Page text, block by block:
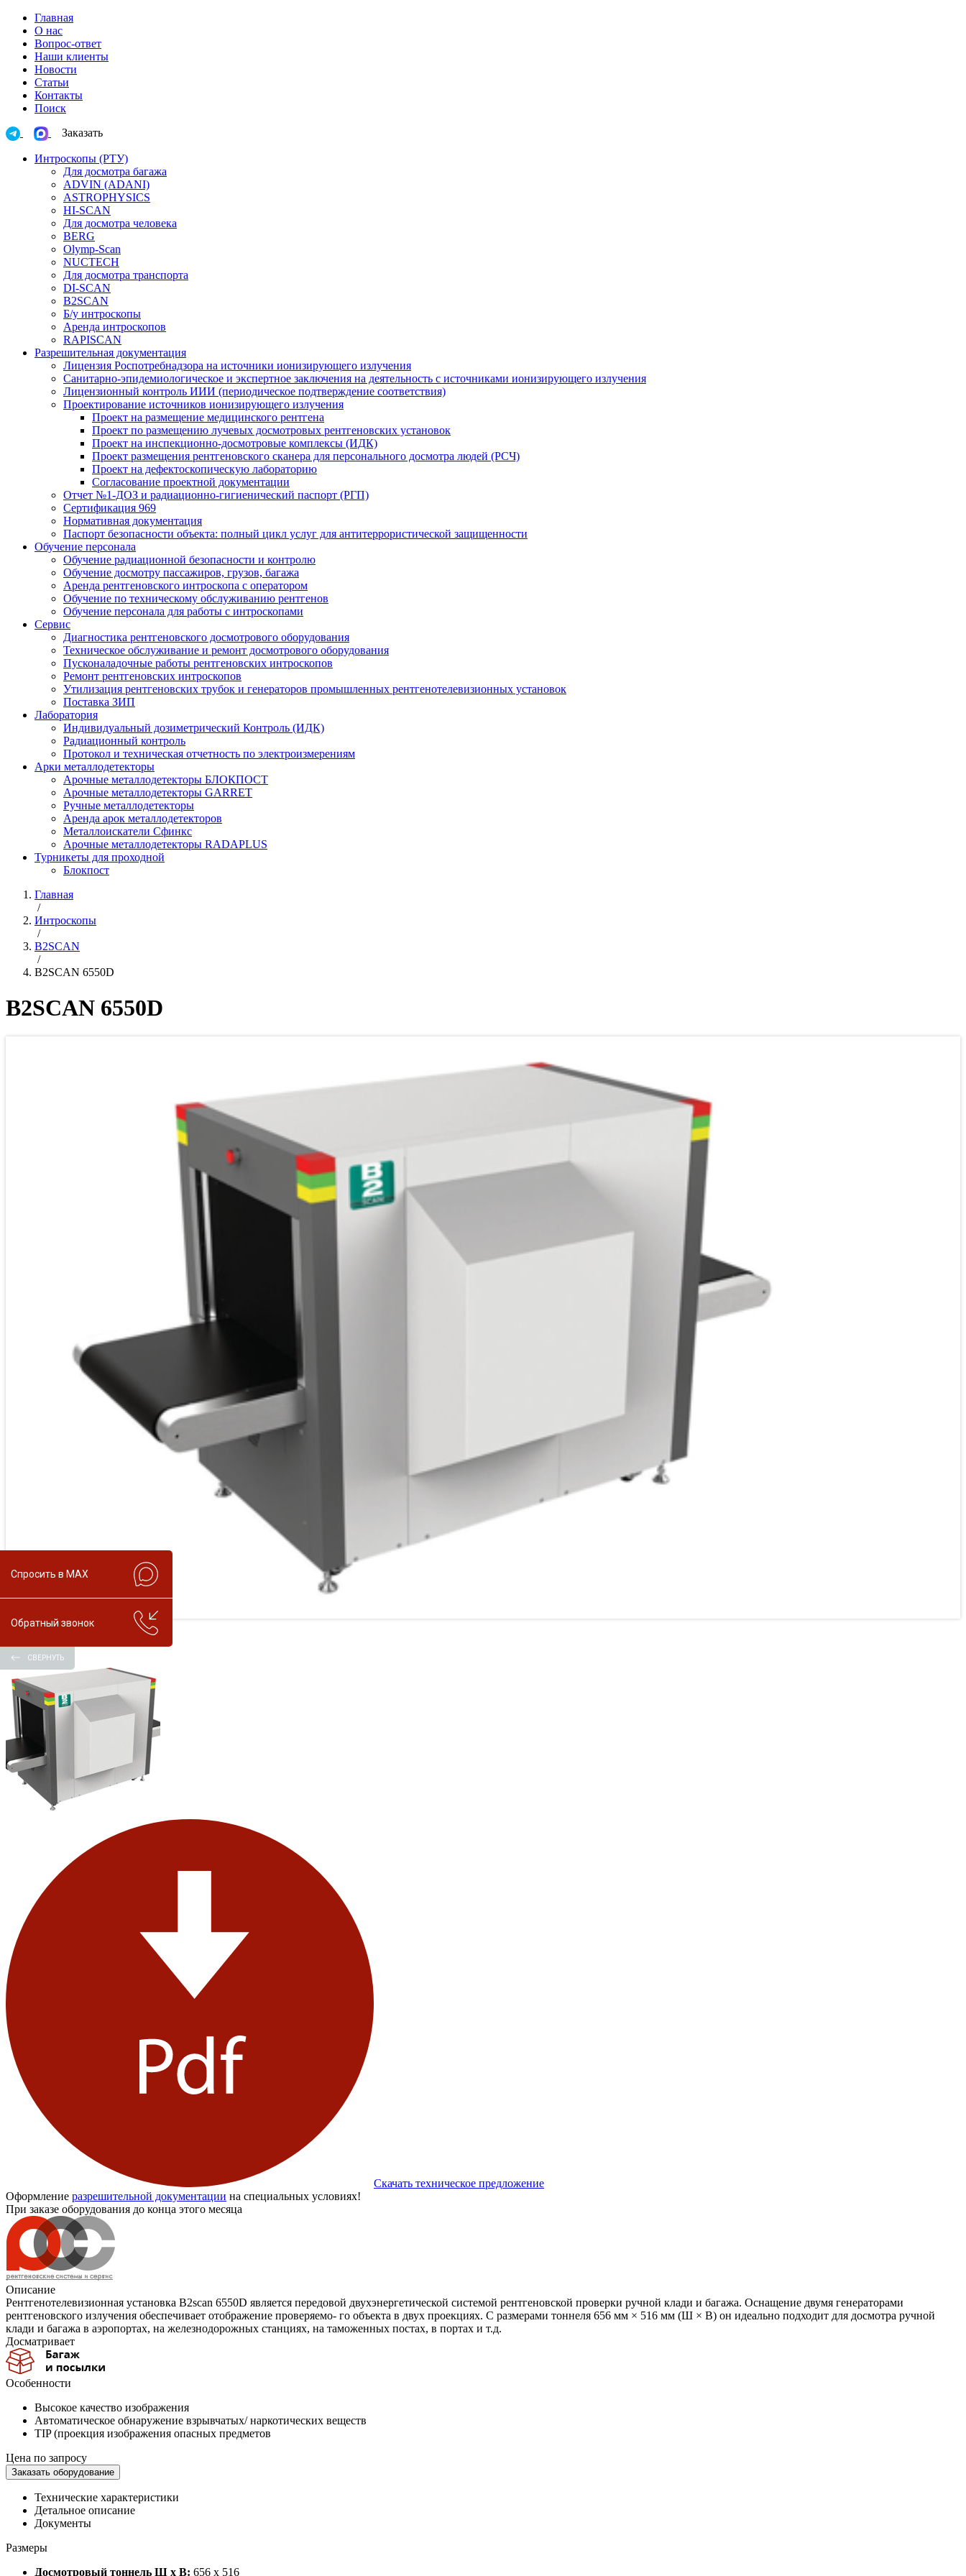
Главная
О нас
Вопрос-ответ
Наши клиенты
Новости
Статьи
Контакты
Поиск
Заказать
Интроскопы (РТУ)
Для досмотра багажа
ADVIN (ADANI)
ASTROPHYSICS
HI-SCAN
Для досмотра человека
BERG
Olymp-Scan
NUCTECH
Для досмотра транспорта
DI-SCAN
B2SCAN
Б/у интроскопы
Аренда интроскопов
RAPISCAN
Разрешительная документация
Лицензия Роспотребнадзора на источники ионизирующего излучения
Санитарно-эпидемиологическое и экспертное заключения на деятельность с источниками ионизирующего излучения
Лицензионный контроль ИИИ (периодическое подтверждение соответствия)
Проектирование источников ионизирующего излучения
Проект на размещение медицинского рентгена
Проект по размещению лучевых досмотровых рентгеновских установок
Проект на инспекционно-досмотровые комплексы (ИДК)
Проект размещения рентгеновского сканера для персонального досмотра людей (РСЧ)
Проект на дефектоскопическую лабораторию
Согласование проектной документации
Отчет №1-ДОЗ и радиационно-гигиенический паспорт (РГП)
Сертификация 969
Нормативная документация
Паспорт безопасности объекта: полный цикл услуг для антитеррористической защищенности
Обучение персонала
Обучение радиационной безопасности и контролю
Обучение досмотру пассажиров, грузов, багажа
Аренда рентгеновского интроскопа с оператором
Обучение по техническому обслуживанию рентгенов
Обучение персонала для работы с интроскопами
Сервис
Диагностика рентгеновского досмотрового оборудования
Техническое обслуживание и ремонт досмотрового оборудования
Пусконаладочные работы рентгеновских интроскопов
Ремонт рентгеновских интроскопов
Утилизация рентгеновских трубок и генераторов промышленных рентгенотелевизионных установок
Поставка ЗИП
Лаборатория
Индивидуальный дозиметрический Контроль (ИДК)
Радиационный контроль
Протокол и техническая отчетность по электроизмерениям
Арки металлодетекторы
Арочные металлодетекторы БЛОКПОСТ
Арочные металлодетекторы GARRET
Ручные металлодетекторы
Аренда арок металлодетекторов
Металлоискатели Сфинкс
Арочные металлодетекторы RADAPLUS
Турникеты для проходной
Блокпост
Главная
/
Интроскопы
/
B2SCAN
/
B2SCAN 6550D
B2SCAN 6550D
Скачать техническое предложение
Оформление разрешительной документации на специальных условиях!
При заказе оборудования до конца этого месяца
Описание
Рентгенотелевизионная установка B2scan 6550D является передовой двухэнергетической системой рентгеновской проверки ручной клади и багажа. Оснащение двумя генераторами
рентгеновского излучения обеспечивает отображение проверяемо- го объекта в двух проекциях. С размерами тоннеля 656 мм × 516 мм (Ш × В) он идеально подходит для досмотра ручной
клади и багажа в аэропортах, на железнодорожных станциях, на таможенных постах, в портах и т.д.
Досматривает
Особенности
Высокое качество изображения
Автоматическое обнаружение взрывчатых/ наркотических веществ
TIP (проекция изображения опасных предметов
Цена по запросу
Заказать оборудование
Технические характеристики
Детальное описание
Документы
Размеры
Досмотровый тоннель Ш х В: 656 x 516
Спросить в MAX
Обратный звонок
СВЕРНУТЬ